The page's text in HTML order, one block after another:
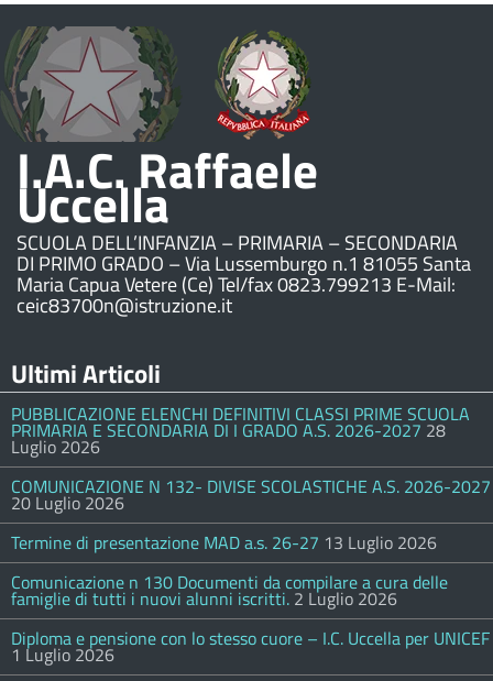
I.A.C. Raffaele
Uccella
SCUOLA DELL’INFANZIA – PRIMARIA – SECONDARIA
DI PRIMO GRADO – Via Lussemburgo n.1 81055 Santa
Maria Capua Vetere (Ce) Tel/fax 0823.799213 E-Mail:
ceic83700n@istruzione.it
Ultimi Articoli
PUBBLICAZIONE ELENCHI DEFINITIVI CLASSI PRIME SCUOLA
PRIMARIA E SECONDARIA DI I GRADO A.S. 2026-2027 28
Luglio 2026
COMUNICAZIONE N 132- DIVISE SCOLASTICHE A.S. 2026-2027
20 Luglio 2026
Termine di presentazione MAD a.s. 26-27 13 Luglio 2026
Comunicazione n 130 Documenti da compilare a cura delle
famiglie di tutti i nuovi alunni iscritti. 2 Luglio 2026
Diploma e pensione con lo stesso cuore – I.C. Uccella per UNICEF
1 Luglio 2026